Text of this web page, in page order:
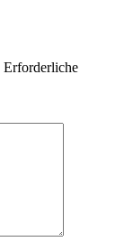
Erforderliche